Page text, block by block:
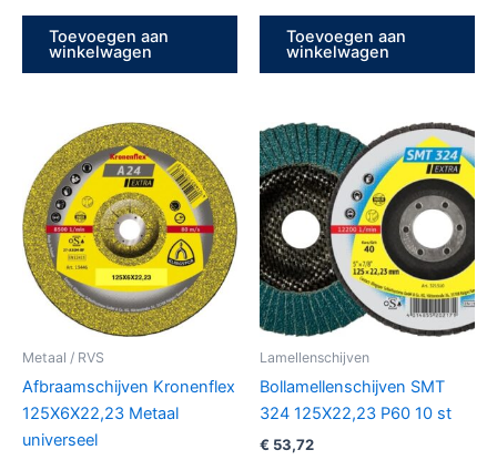
Toevoegen aan
winkelwagen
Toevoegen aan
winkelwagen
Metaal / RVS
Afbraamschijven Kronenflex
125X6X22,23 Metaal
universeel
Lamellenschijven
Bollamellenschijven SMT
324 125X22,23 P60 10 st
€ 53,72